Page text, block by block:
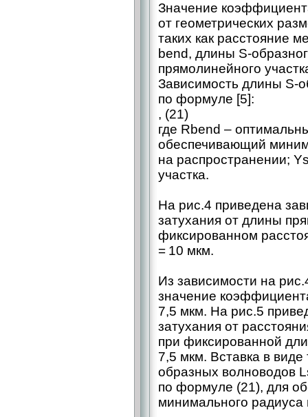
Значение
от геометрических
таких как расстояние
bend, длины S-
прямолинейного
Зависимость длины S-
по формуле [5]:
, (21)
где Rbend –
обеспечивающий
на распространении;
участка.
На рис.4 приведена
затухания от длины
фиксированном
= 10 мкм.
Из зависимости на
значение
7,5 мкм. На рис.5
затухания от
при фиксированной
7,5 мкм. Вставка в
образных волноводов
по формуле (21), для
минимального радиуса